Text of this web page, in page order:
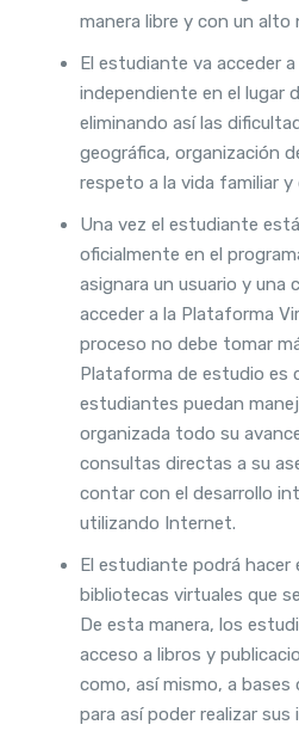
manera libre y con un alto
El estudiante va acceder
independiente en el lugar
eliminando así las
geográfica, organización
respeto a la vida familiar y
Una vez el estudiante
oficialmente en el
asignara un usuario y una
acceder a la Plataforma
proceso no debe tomar
Plataforma de estudio es
estudiantes puedan
organizada todo su
consultas directas a su
contar con el desarrollo
utilizando Internet.
El estudiante podrá hacer
bibliotecas virtuales que
De esta manera, los
acceso a libros y
como, así mismo, a bases
para así poder realizar